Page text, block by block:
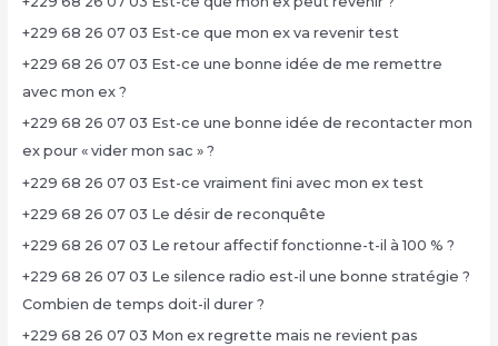
+229 68 26 07 03 Est-ce que mon ex va revenir test
+229 68 26 07 03 Est-ce une bonne idée de me remettre
avec mon ex ?
+229 68 26 07 03 Est-ce une bonne idée de recontacter mon
ex pour « vider mon sac » ?
+229 68 26 07 03 Est-ce vraiment fini avec mon ex test
+229 68 26 07 03 Le désir de reconquête
+229 68 26 07 03 Le retour affectif fonctionne-t-il à 100 % ?
+229 68 26 07 03 Le silence radio est-il une bonne stratégie ?
Combien de temps doit-il durer ?
+229 68 26 07 03 Mon ex regrette mais ne revient pas